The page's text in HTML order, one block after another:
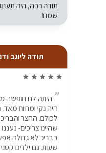
תודה רבה, היה
שמח!
תודה ליוגב
star
star
star
star
star
היתה לנו חופשה
לכולם. החצר
שהיינו צריכים-
בבריכ לא גדולה
שעות. גם ילדים